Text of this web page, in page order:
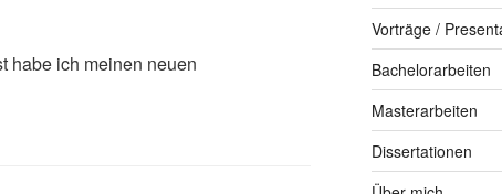
habe ich meinen neuen
Vorträge /
Bachelorarbeiten
Masterarbeiten
Dissertationen